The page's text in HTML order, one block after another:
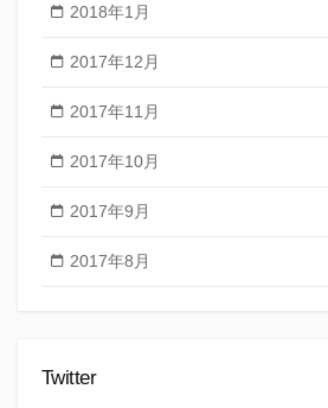
2018年1月
2017年12月
2017年11月
2017年10月
2017年9月
2017年8月
Twitter